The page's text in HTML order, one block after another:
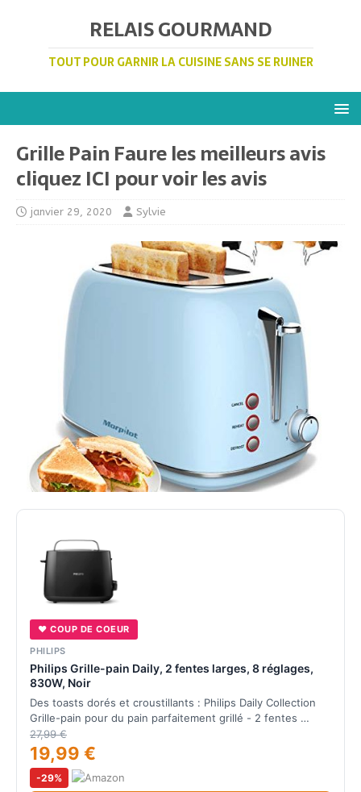
RELAIS GOURMAND
TOUT POUR GARNIR LA CUISINE SANS SE RUINER
Grille Pain Faure les meilleurs avis
cliquez ICI pour voir les avis
janvier 29, 2020 Sylvie
♥ COUP DE COEUR
PHILIPS
Philips Grille-pain Daily, 2 fentes larges, 8 réglages,
830W, Noir
Des toasts dorés et croustillants : Philips Daily Collection
Grille-pain pour du pain parfaitement grillé - 2 fentes …
27,99 €
19,99 €
-29%